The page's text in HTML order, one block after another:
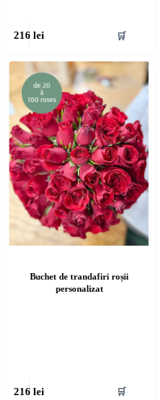
216lei 🛒
Buchet de trandafiri roșii
personalizat
216lei 🛒